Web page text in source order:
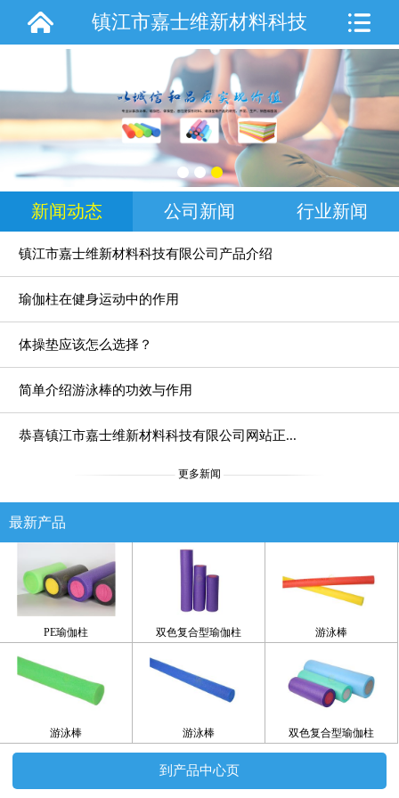
镇江市嘉士维新材料科技
有限公司
新闻动态 公司新闻 行业新闻
镇江市嘉士维新材料科技有限公司产品介绍
瑜伽柱在健身运动中的作用
体操垫应该怎么选择？
简单介绍游泳棒的功效与作用
恭喜镇江市嘉士维新材料科技有限公司网站正...
更多新闻
最新产品
PE瑜伽柱 双色复合型瑜伽柱 游泳棒
游泳棒 游泳棒 双色复合型瑜伽柱
到产品中心页